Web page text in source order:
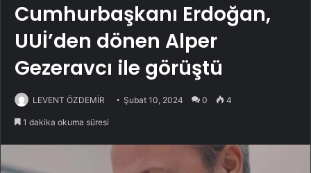
Cumhurbaşkanı Erdoğan,
UUİ’den dönen Alper
Gezeravcı ile görüştü
LEVENT ÖZDEMİR Şubat 10, 2024 0 4
1 dakika okuma süresi